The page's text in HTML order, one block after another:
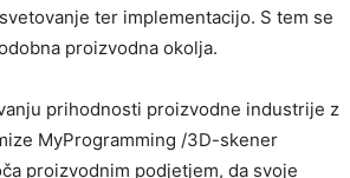
ter implementacijo. S tem se
proizvodna okolja.
prihodnosti proizvodne industrije z
MyProgramming /3D-skener
proizvodnim podjetjem, da svoje